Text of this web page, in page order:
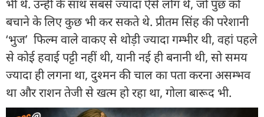
भी थे. उन्हीं के साथ सबसे ज्यादा ऐसे लोग थे, जो पुंछ को
बचाने के लिए कुछ भी कर सकते थे. प्रीतम सिंह की परेशानी
‘भुज’ फिल्म वाले वाकए से थोड़ी ज्यादा गम्भीर थी, वहां पहले
से कोई हवाई पट्टी नहीं थी, यानी नई ही बनानी थी, सो समय
ज्यादा ही लगना था, दुश्मन की चाल का पता करना असम्भव
था और राशन तेजी से खत्म हो रहा था, गोला बारूद भी.